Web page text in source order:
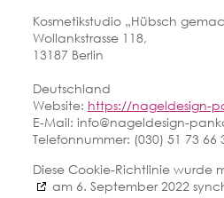
Kosmetikstudio „Hübsch
Wollankstrasse 118,
13187 Berlin
Deutschland
Website: https://nageldesign-
E-Mail: info@nageldesign-
Telefonnummer: (030) 51 73 66
Diese Cookie-Richtlinie wurde
am 6. September 2022